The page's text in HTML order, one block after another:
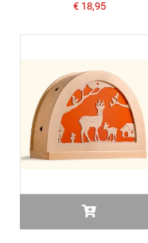
€ 18,95